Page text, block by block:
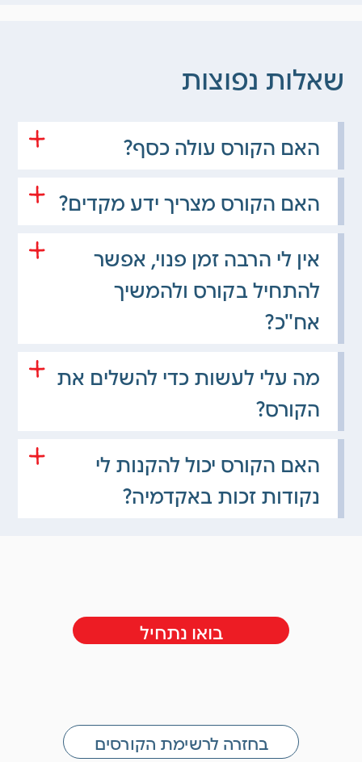
שאלות נפוצות
האם הקורס עולה כסף?
האם הקורס מצריך ידע מקדים?
אין לי הרבה זמן פנוי, אפשר
להתחיל בקורס ולהמשיך
אח"כ?
מה עלי לעשות כדי להשלים את
הקורס?
האם הקורס יכול להקנות לי
נקודות זכות באקדמיה?
בואו נתחיל
בחזרה לרשימת הקורסים